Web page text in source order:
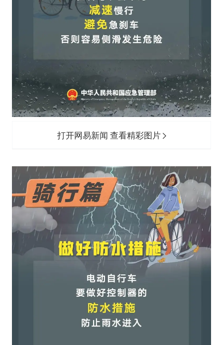
打开网易新闻 查看精彩图片